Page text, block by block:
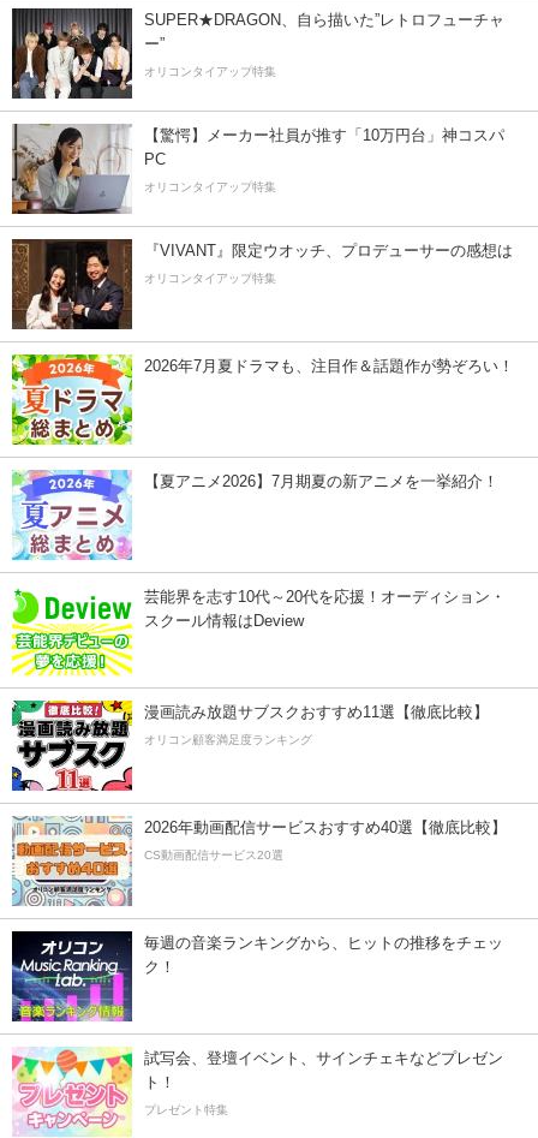
SUPER★DRAGON、自ら描いた”レトロフューチャ
ー”
オリコンタイアップ特集
【驚愕】メーカー社員が推す「10万円台」神コスパ
PC
オリコンタイアップ特集
『VIVANT』限定ウオッチ、プロデューサーの感想は
オリコンタイアップ特集
2026年7月夏ドラマも、注目作＆話題作が勢ぞろい！
【夏アニメ2026】7月期夏の新アニメを一挙紹介！
芸能界を志す10代～20代を応援！オーディション・
スクール情報はDeview
漫画読み放題サブスクおすすめ11選【徹底比較】
オリコン顧客満足度ランキング
2026年動画配信サービスおすすめ40選【徹底比較】
CS動画配信サービス20選
毎週の音楽ランキングから、ヒットの推移をチェッ
ク！
試写会、登壇イベント、サインチェキなどプレゼン
ト！
プレゼント特集